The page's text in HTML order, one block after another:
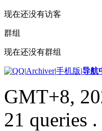
现在还没有访客
群组
现在还没有群组
|Archiver|手机版|导航
GMT+8,
21 queries .